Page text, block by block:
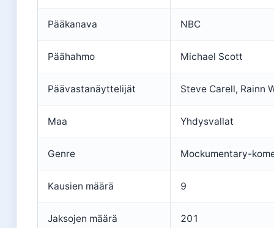
Pääkanava NBC
Päähahmo Michael Scott
Päävastanäyttelijät Steve Carell, Rainn
Maa Yhdysvallat
Genre Mockumentary-
Kausien määrä 9
Jaksojen määrä 201